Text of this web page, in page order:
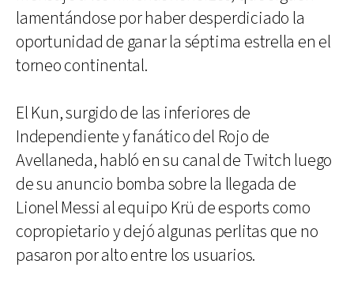
lamentándose por haber desperdiciado la
oportunidad de ganar la séptima estrella en el
torneo continental.
El Kun, surgido de las inferiores de
Independiente y fanático del Rojo de
Avellaneda, habló en su canal de Twitch luego
de su anuncio bomba sobre la llegada de
Lionel Messi al equipo Krü de esports como
copropietario y dejó algunas perlitas que no
pasaron por alto entre los usuarios.